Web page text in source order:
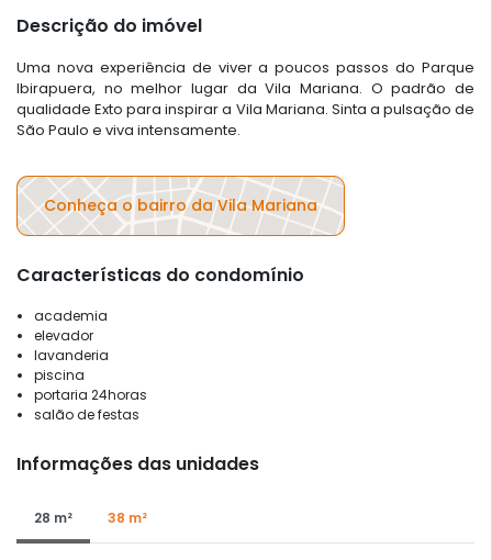
Descrição do imóvel
Uma nova experiência de viver a poucos passos do Parque
Ibirapuera, no melhor lugar da Vila Mariana. O padrão de
qualidade Exto para inspirar a Vila Mariana. Sinta a pulsação de
São Paulo e viva intensamente.
Conheça o bairro da Vila Mariana
Características do condomínio
academia
elevador
lavanderia
piscina
portaria 24horas
salão de festas
Informações das unidades
28 m² 38 m²